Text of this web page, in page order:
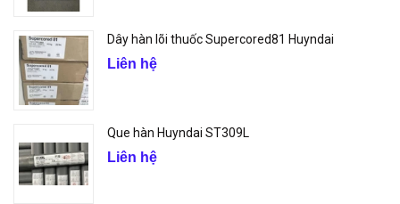
Dây hàn lõi thuốc Supercored81 Huyndai
Liên hệ
Que hàn Huyndai ST309L
Liên hệ